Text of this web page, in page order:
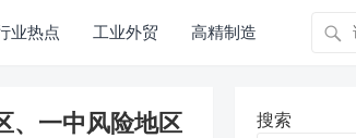
业热点 工业外贸 高精制造
、一中风险地区 搜索